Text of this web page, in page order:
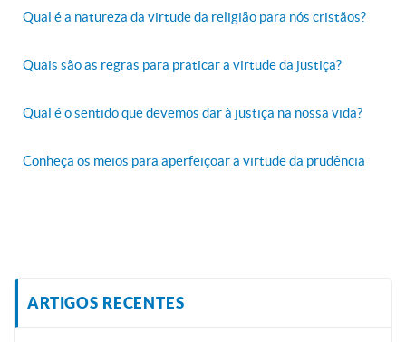
Qual é a natureza da virtude da religião para nós cristãos?
Quais são as regras para praticar a virtude da justiça?
Qual é o sentido que devemos dar à justiça na nossa vida?
Conheça os meios para aperfeiçoar a virtude da prudência
ARTIGOS RECENTES